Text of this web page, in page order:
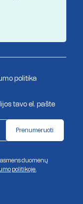
politika
tavo el. pašte
Prenumeruoti
duomenų
politikoje.